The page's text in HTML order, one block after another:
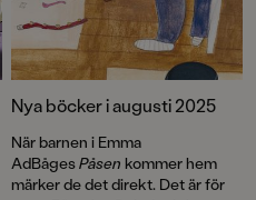
Nya böcker i augusti 2025
När barnen i Emma
AdBågesPåsen kommer hem
märker de det direkt. Det är för